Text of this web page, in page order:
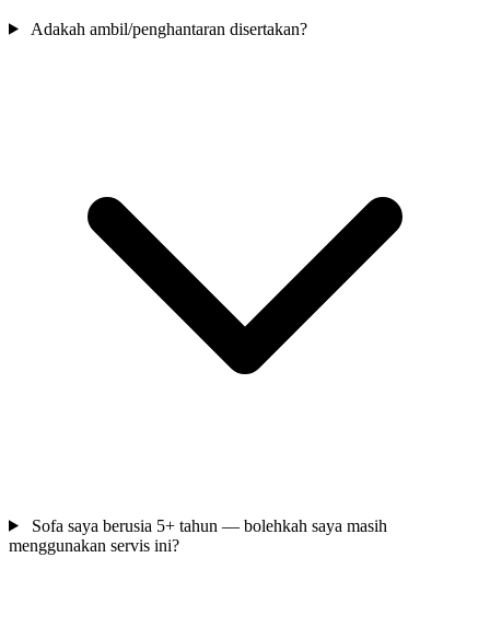
Adakah ambil/penghantaran disertakan?
Sofa saya berusia 5+ tahun — bolehkah saya masih
menggunakan servis ini?